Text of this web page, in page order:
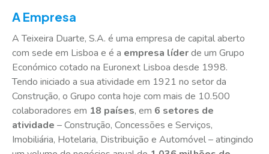
A Empresa
A Teixeira Duarte, S.A. é uma empresa de capital aberto
com sede em Lisboa e é a empresa líderde um Grupo
Económico cotado na Euronext Lisboa desde 1998.
Tendo iniciado a sua atividade em 1921 no setor da
Construção, o Grupo conta hoje com mais de 10.500
colaboradores em 18 países, em 6 setores de
atividade – Construção, Concessões e Serviços,
Imobiliária, Hotelaria, Distribuição e Automóvel – atingindo